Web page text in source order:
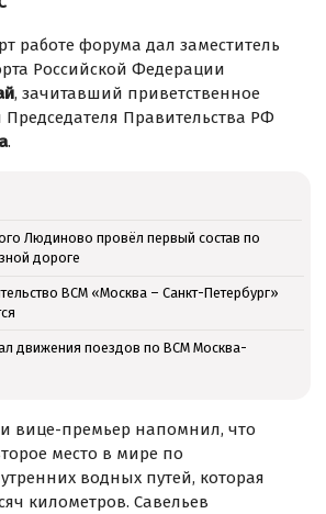
работе форума дал заместитель
Российской Федерации
, зачитавший приветственное
Председателя Правительства РФ
.
Людиново провёл первый состав по
дороге
ВСМ «Москва – Санкт-Петербург»
движения поездов по ВСМ Москва-
вице-премьер напомнил, что
место в мире по
водных путей, которая
километров. Савельев